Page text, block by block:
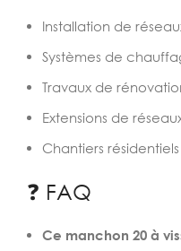
Installation de
Systèmes de
Travaux de
Extensions de
Chantiers
❓ FAQ
Ce manchon 20 à